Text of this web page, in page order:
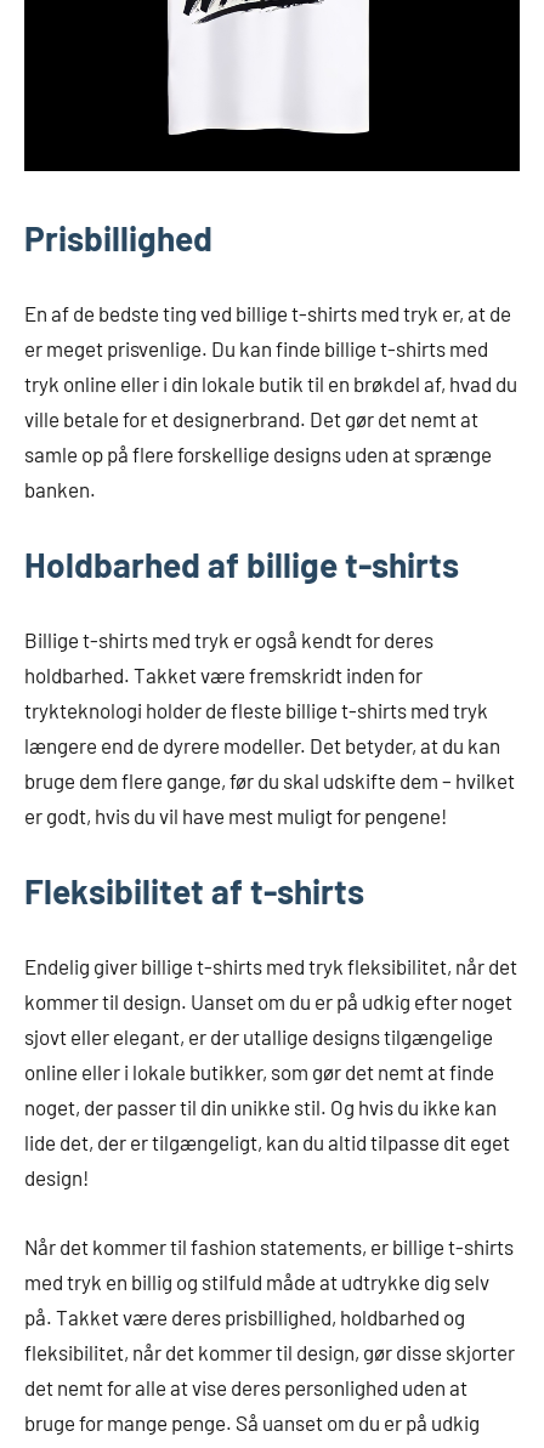
Prisbillighed
En af de bedste ting ved billige t-shirts med tryk er, at de
er meget prisvenlige. Du kan finde billige t-shirts med
tryk online eller i din lokale butik til en brøkdel af, hvad du
ville betale for et designerbrand. Det gør det nemt at
samle op på flere forskellige designs uden at sprænge
banken.
Holdbarhed af billige t-shirts
Billige t-shirts med tryk er også kendt for deres
holdbarhed. Takket være fremskridt inden for
trykteknologi holder de fleste billige t-shirts med tryk
længere end de dyrere modeller. Det betyder, at du kan
bruge dem flere gange, før du skal udskifte dem – hvilket
er godt, hvis du vil have mest muligt for pengene!
Fleksibilitet af t-shirts
Endelig giver billige t-shirts med tryk fleksibilitet, når det
kommer til design. Uanset om du er på udkig efter noget
sjovt eller elegant, er der utallige designs tilgængelige
online eller i lokale butikker, som gør det nemt at finde
noget, der passer til din unikke stil. Og hvis du ikke kan
lide det, der er tilgængeligt, kan du altid tilpasse dit eget
design!
Når det kommer til fashion statements, er billige t-shirts
med tryk en billig og stilfuld måde at udtrykke dig selv
på. Takket være deres prisbillighed, holdbarhed og
fleksibilitet, når det kommer til design, gør disse skjorter
det nemt for alle at vise deres personlighed uden at
bruge for mange penge. Så uanset om du er på udkig